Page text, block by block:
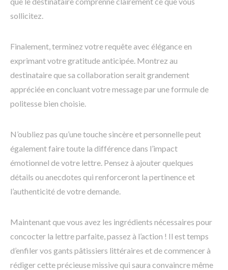
sollicitez.
Finalement, terminez votre requête avec élégance en
exprimant votre gratitude anticipée. Montrez au
destinataire que sa collaboration serait grandement
appréciée en concluant votre message par une formule de
politesse bien choisie.
N’oubliez pas qu’une touche sincère et personnelle peut
également faire toute la différence dans l’impact
émotionnel de votre lettre. Pensez à ajouter quelques
détails ou anecdotes qui renforceront la pertinence et
l’authenticité de votre demande.
Maintenant que vous avez les ingrédients nécessaires pour
concocter la lettre parfaite, passez à l’action ! Il est temps
d’enfiler vos gants pâtissiers littéraires et de commencer à
rédiger cette précieuse missive qui saura convaincre même